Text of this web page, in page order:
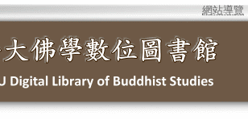
網站導覽